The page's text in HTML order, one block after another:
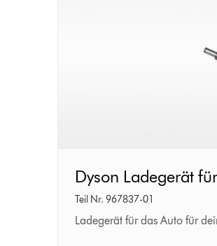
Dyson
Ladegerät
für
Dyson Ladegerät
Teil Nr. 967837-01
Ladegerät für das Auto für